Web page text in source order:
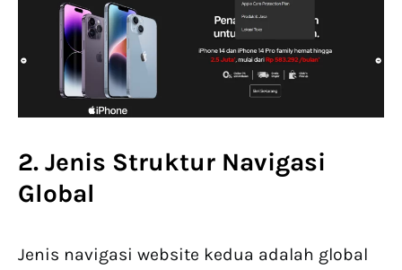
2. Jenis Struktur Navigasi
Global
Jenis navigasi website kedua adalah global